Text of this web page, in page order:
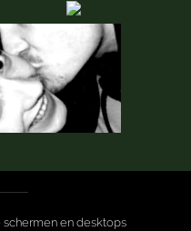
en desktops